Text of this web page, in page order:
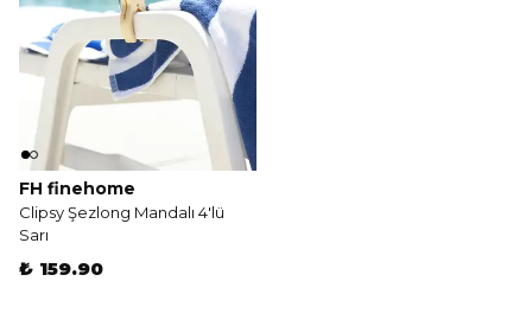
FH finehome
Clipsy Şezlong Mandalı 4'lü
Sarı
₺ 159.90